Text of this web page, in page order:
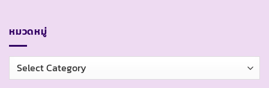
หมวดหมู่
หมวด
หมู่